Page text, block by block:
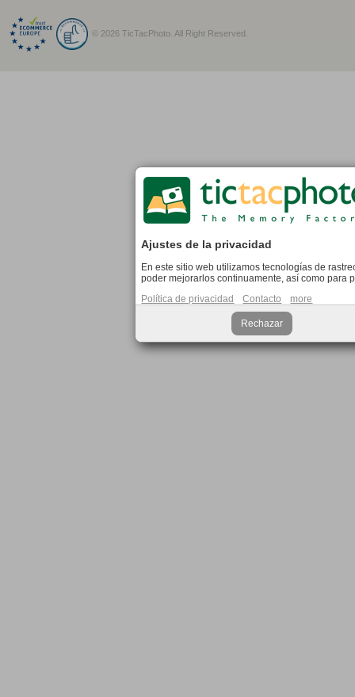
Ajustes de la privacidad
En este sitio web utilizamos tecnologías de
poder mejorarlos continuamente, así como para
Política de privacidad
Contacto more
Rechazar
© 2026 TicTacPhoto. All Right Reserved.